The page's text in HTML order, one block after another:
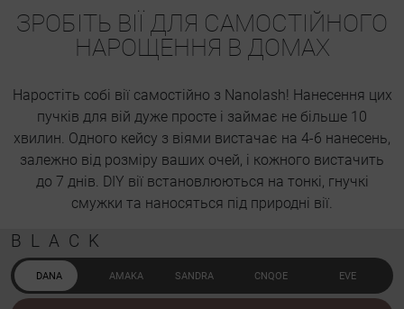
ЗРОБІТЬ ВІЇ ДЛЯ САМОСТІЙНОГО
НАРОЩЕННЯ В ДОМАХ
Наростіть собі вії самостійно з Nanolash! Нанесення цих
пучків для вій дуже просте і займає не більше 10
хвилин. Одного кейсу з віями вистачає на 4-6 нанесень,
залежно від розміру ваших очей, і кожного вистачить
до 7 днів. DIY вії встановлюються на тонкі, гнучкі
смужки та наносяться під природні вії.
BLACK
DANA AMAKA SANDRA CNQOE EVE